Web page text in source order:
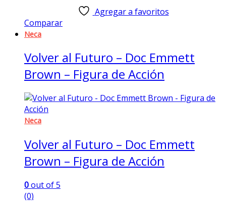
Agregar a favoritos
Comparar
Neca
Volver al Futuro – Doc Emmett
Brown – Figura de Acción
Neca
Volver al Futuro – Doc Emmett
Brown – Figura de Acción
0out of 5
(0)